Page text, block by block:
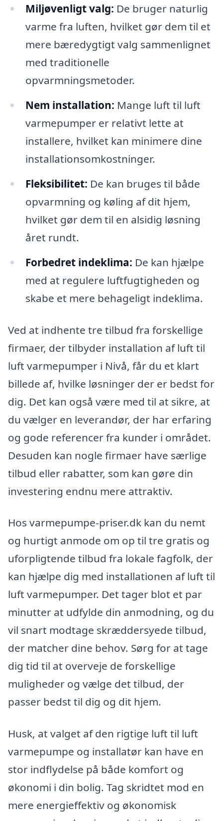
Miljøvenligt valg: De bruger naturlig
varme fra luften, hvilket gør dem til et
mere bæredygtigt valg sammenlignet
med traditionelle
opvarmningsmetoder.
Nem installation: Mange luft til luft
varmepumper er relativt lette at
installere, hvilket kan minimere dine
installationsomkostninger.
Fleksibilitet: De kan bruges til både
opvarmning og køling af dit hjem,
hvilket gør dem til en alsidig løsning
året rundt.
Forbedret indeklima: De kan hjælpe
med at regulere luftfugtigheden og
skabe et mere behageligt indeklima.
Ved at indhente tre tilbud fra forskellige
firmaer, der tilbyder installation af luft til
luft varmepumper i Nivå, får du et klart
billede af, hvilke løsninger der er bedst for
dig. Det kan også være med til at sikre, at
du vælger en leverandør, der har erfaring
og gode referencer fra kunder i området.
Desuden kan nogle firmaer have særlige
tilbud eller rabatter, som kan gøre din
investering endnu mere attraktiv.
Hos varmepumpe-priser.dk kan du nemt
og hurtigt anmode om op til tre gratis og
uforpligtende tilbud fra lokale fagfolk, der
kan hjælpe dig med installationen af luft til
luft varmepumper. Det tager blot et par
minutter at udfylde din anmodning, og du
vil snart modtage skræddersyede tilbud,
der matcher dine behov. Sørg for at tage
dig tid til at overveje de forskellige
muligheder og vælge det tilbud, der
passer bedst til dig og dit hjem.
Husk, at valget af den rigtige luft til luft
varmepumpe og installatør kan have en
stor indflydelse på både komfort og
økonomi i din bolig. Tag skridtet mod en
mere energieffektiv og økonomisk